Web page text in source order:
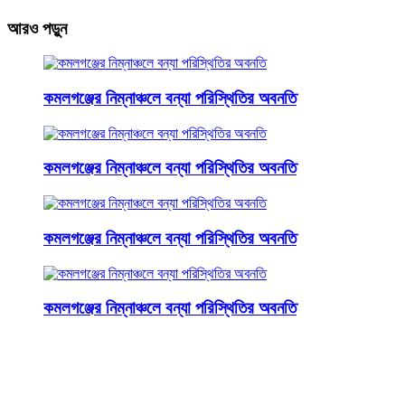
আরও পড়ুন
কমলগঞ্জের নিম্নাঞ্চলে বন্যা পরিস্থিতির অবনতি
কমলগঞ্জের নিম্নাঞ্চলে বন্যা পরিস্থিতির অবনতি
কমলগঞ্জের নিম্নাঞ্চলে বন্যা পরিস্থিতির অবনতি
কমলগঞ্জের নিম্নাঞ্চলে বন্যা পরিস্থিতির অবনতি